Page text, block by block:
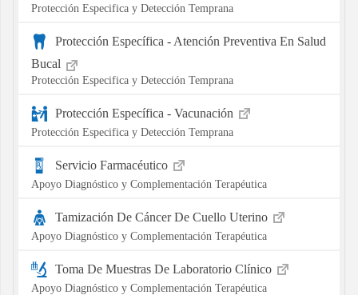
Protección Especifica y Detección Temprana
Protección Específica - Atención Preventiva En Salud
Bucal
Protección Especifica y Detección Temprana
Protección Específica - Vacunación
Protección Especifica y Detección Temprana
Servicio Farmacéutico
Apoyo Diagnóstico y Complementación Terapéutica
Tamización De Cáncer De Cuello Uterino
Apoyo Diagnóstico y Complementación Terapéutica
Toma De Muestras De Laboratorio Clínico
Apoyo Diagnóstico y Complementación Terapéutica